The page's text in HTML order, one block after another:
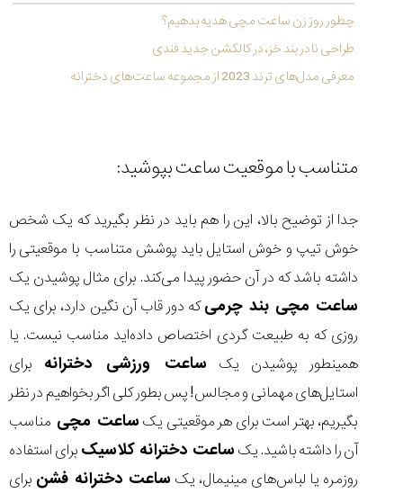
چطور روز زن ساعت مچی هدیه بدهیم؟
طراحی نادر بند خز، در کالکشن جدید فندی
معرفی مدل‌های ترند 2023 از مجموعه ساعت‌های دخترانه
متناسب با موقعیت ساعت بپوشید:
جدا از توضیح بالا، این را هم باید در نظر بگیرید که یک شخص
خوش تیپ و خوش استایل باید پوشش متناسب با موقعیتی را
داشته باشد که در آن حضور پیدا می‌کند. برای مثال پوشیدن یک
ساعت مچی بند چرمیکه دور قاب آن نگین دارد، برای یک
روزی که به طبیعت گردی اختصاص داده‌اید مناسب نیست. یا
همینطور پوشیدن یک ساعت ورزشی دخترانه برای
استایل‌های مهمانی و مجالس! پس بطور کلی اگر بخواهیم در نظر
بگیریم، بهتر است برای هر موقعیتی یک ساعت مچی مناسب
آن را داشته باشید. یک ساعت دخترانه کلاسیک برای استفاده
روزمره یا لباس‌های مینیمال، یک ساعت دخترانه فشن برای